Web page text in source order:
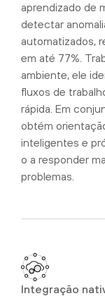
aprendizado de
detectar
automatizados,
em até 77%.
ambiente, ele
fluxos de
rápida. Em
obtém
inteligentes e
o a responder
problemas.
Integração